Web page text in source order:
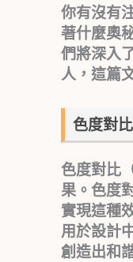
你有沒有
著什麼奧
們將深入
人，這篇
色度對比
色度對比
果。色度
實現這種
用於設計
創造出和